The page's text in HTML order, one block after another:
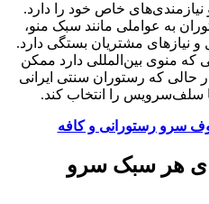
خاص خود را دارد.
به عواملی مانند سبک منو،
نیازهای مشتریان بستگی دارد.
که منوی بین‌المللی دارد ممکن
حالی که رستوران سنتی ایرانی
را انتخاب کند.
سرو رستورانی و کافه
هر سبک سرو